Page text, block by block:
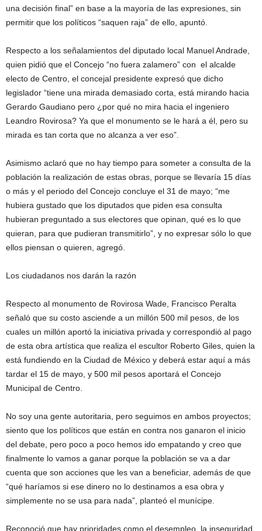
una decisión final” en base a la mayoría de las expresiones, sin
permitir que los políticos “saquen raja” de ello, apuntó.
Respecto a los señalamientos del diputado local Manuel Andrade,
quien pidió que el Concejo “no fuera zalamero” con el alcalde
electo de Centro, el concejal presidente expresó que dicho
legislador “tiene una mirada demasiado corta, está mirando hacia
Gerardo Gaudiano pero ¿por qué no mira hacia el ingeniero
Leandro Rovirosa? Ya que el monumento se le hará a él, pero su
mirada es tan corta que no alcanza a ver eso”.
Asimismo aclaró que no hay tiempo para someter a consulta de la
población la realización de estas obras, porque se llevaría 15 días
o más y el periodo del Concejo concluye el 31 de mayo; “me
hubiera gustado que los diputados que piden esa consulta
hubieran preguntado a sus electores que opinan, qué es lo que
quieran, para que pudieran transmitirlo”, y no expresar sólo lo que
ellos piensan o quieren, agregó.
Los ciudadanos nos darán la razón
Respecto al monumento de Rovirosa Wade, Francisco Peralta
señaló que su costo asciende a un millón 500 mil pesos, de los
cuales un millón aportó la iniciativa privada y correspondió al pago
de esta obra artística que realiza el escultor Roberto Giles, quien la
está fundiendo en la Ciudad de México y deberá estar aquí a más
tardar el 15 de mayo, y 500 mil pesos aportará el Concejo
Municipal de Centro.
No soy una gente autoritaria, pero seguimos en ambos proyectos;
siento que los políticos que están en contra nos ganaron el inicio
del debate, pero poco a poco hemos ido empatando y creo que
finalmente lo vamos a ganar porque la población se va a dar
cuenta que son acciones que les van a beneficiar, además de que
“qué haríamos si ese dinero no lo destinamos a esa obra y
simplemente no se usa para nada”, planteó el munícipe.
Reconoció que hay prioridades como el desempleo, la inseguridad